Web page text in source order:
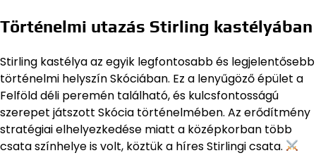
Történelmi utazás Stirling kastélyában
Stirling kastélya az egyik legfontosabb és legjelentősebb
történelmi helyszín Skóciában. Ez a lenyűgöző épület a
Felföld déli peremén található, és kulcsfontosságú
szerepet játszott Skócia történelmében. Az erődítmény
stratégiai elhelyezkedése miatt a középkorban több
csata színhelye is volt, köztük a híres Stirlingi csata.